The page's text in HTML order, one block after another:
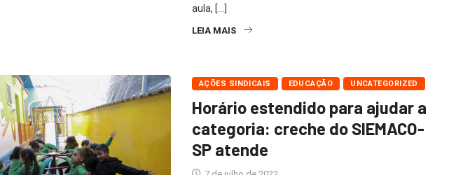
aula, […]
LEIA MAIS
AÇÕES SINDICAIS EDUCAÇÃO UNCATEGORIZED
Horário estendido para ajudar a
categoria: creche do SIEMACO-
SP atende